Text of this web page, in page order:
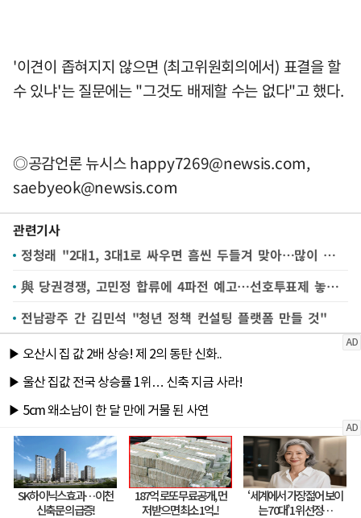
'이견이 좁혀지지 않으면 (최고위원회의에서) 표결을 할
수 있냐'는 질문에는 "그것도 배제할 수는 없다"고 했다.
◎공감언론 뉴시스happy7269@newsis.com,
saebyeok@newsis.com
관련기사
정청래 "2대1, 3대1로 싸우면 흠씬 두들겨 맞아…많이 아프다"
與 당권경쟁, 고민정 합류에 4파전 예고…선호투표제 놓고 신경전도(종합)
전남광주 간 김민석 "청년 정책 컨설팅 플랫폼 만들 것"